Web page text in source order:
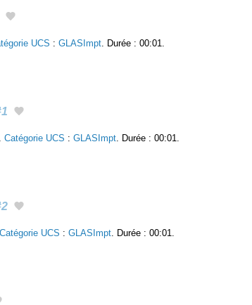
UCS : GLASImpt. Durée : 00:01.
Catégorie UCS : GLASImpt. Durée : 00:01.
Catégorie UCS : GLASImpt. Durée : 00:01.